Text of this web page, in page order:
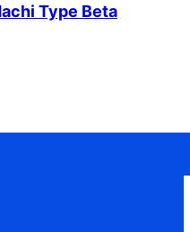
Type Beta